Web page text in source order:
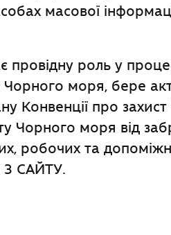
масової
провідну роль у
моря, бере
Конвенції про
Чорного моря від
робочих та
САЙТУ.